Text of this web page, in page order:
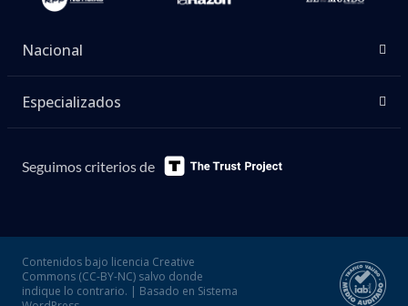
Nacional
Especializados
Seguimos criterios de
Contenidos bajo licencia Creative
Commons (CC-BY-NC) salvo donde
indique lo contrario. | Basado en Sistema